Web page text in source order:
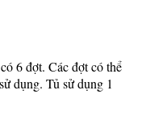
6 đợt. Các đợt có thể
dụng. Tủ sử dụng 1